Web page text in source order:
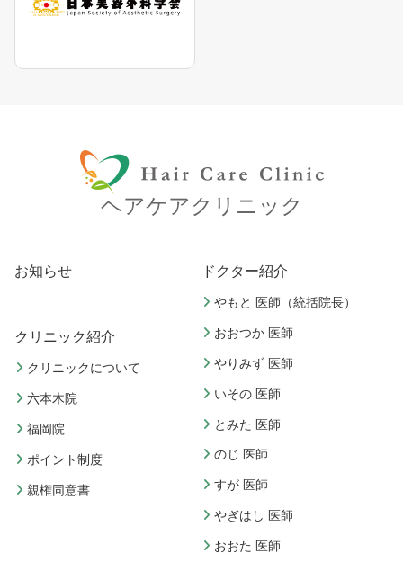
ヘアケアクリニック
お知らせ
クリニック紹介
クリニックについて
六本木院
福岡院
ポイント制度
親権同意書
ドクター紹介
やもと 医師（統括院長）
おおつか 医師
やりみず 医師
いその 医師
とみた 医師
のじ 医師
すが 医師
やぎはし 医師
おおた 医師